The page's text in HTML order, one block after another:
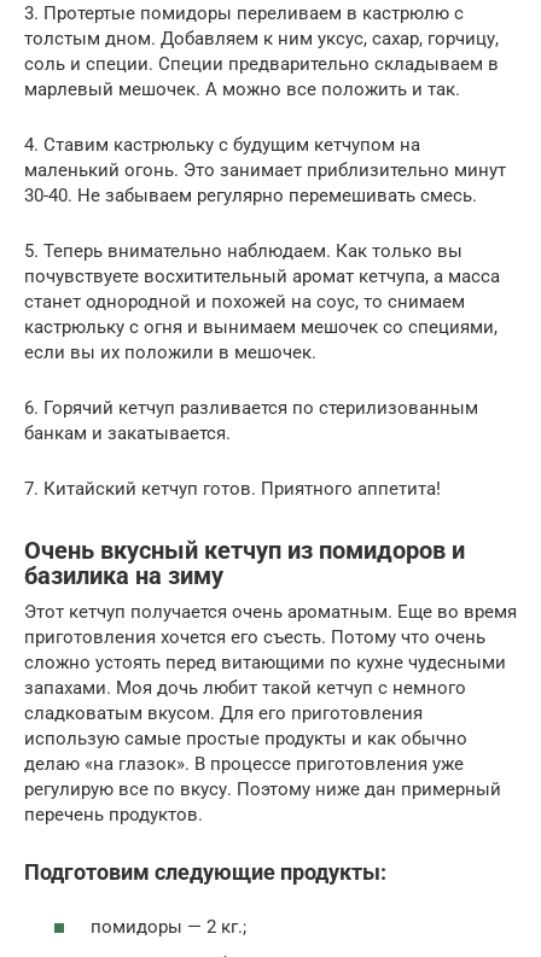
3. Протертые помидоры переливаем в кастрюлю с
толстым дном. Добавляем к ним уксус, сахар, горчицу,
соль и специи. Специи предварительно складываем в
марлевый мешочек. А можно все положить и так.
4. Ставим кастрюльку с будущим кетчупом на
маленький огонь. Это занимает приблизительно минут
30-40. Не забываем регулярно перемешивать смесь.
5. Теперь внимательно наблюдаем. Как только вы
почувствуете восхитительный аромат кетчупа, а масса
станет однородной и похожей на соус, то снимаем
кастрюльку с огня и вынимаем мешочек со специями,
если вы их положили в мешочек.
6. Горячий кетчуп разливается по стерилизованным
банкам и закатывается.
7. Китайский кетчуп готов. Приятного аппетита!
Очень вкусный кетчуп из помидоров и
базилика на зиму
Этот кетчуп получается очень ароматным. Еще во время
приготовления хочется его съесть. Потому что очень
сложно устоять перед витающими по кухне чудесными
запахами. Моя дочь любит такой кетчуп с немного
сладковатым вкусом. Для его приготовления
использую самые простые продукты и как обычно
делаю «на глазок». В процессе приготовления уже
регулирую все по вкусу. Поэтому ниже дан примерный
перечень продуктов.
Подготовим следующие продукты:
помидоры — 2 кг.;